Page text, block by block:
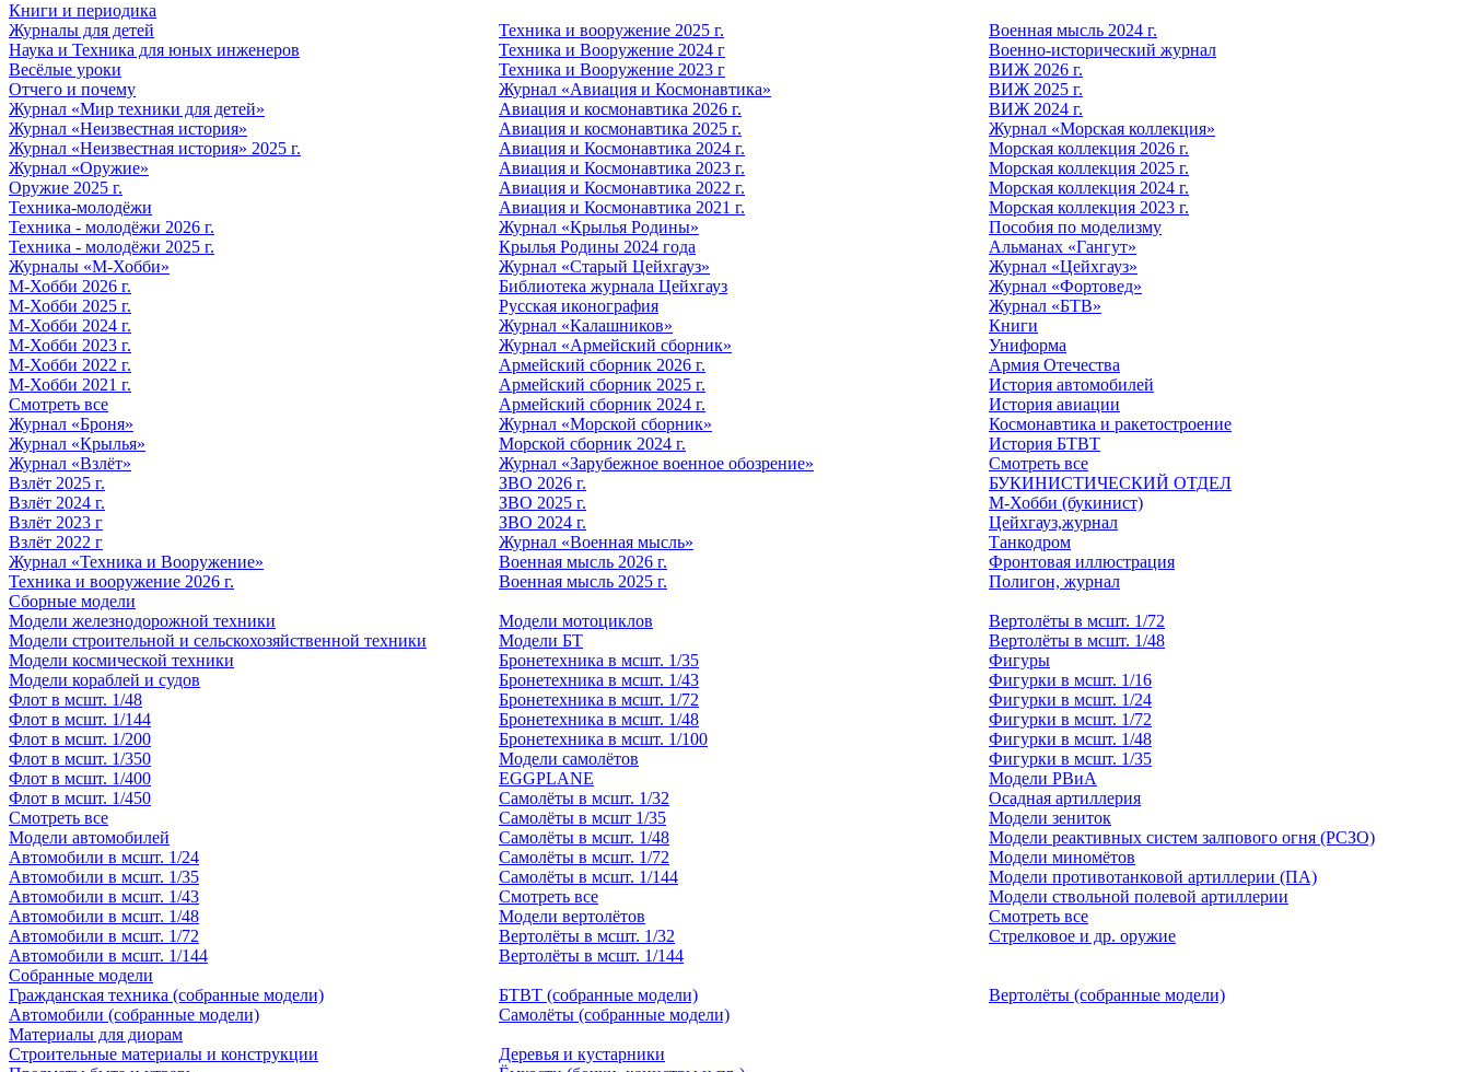
Книги и периодика
Журналы для детей
Наука и Техника для юных инженеров
Весёлые уроки
Отчего и почему
Журнал «Мир техники для детей»
Журнал «Неизвестная история»
Журнал «Неизвестная история» 2025 г.
Журнал «Оружие»
Оружие 2025 г.
Техника-молодёжи
Техника - молодёжи 2026 г.
Техника - молодёжи 2025 г.
Журналы «М-Хобби»
М-Хобби 2026 г.
М-Хобби 2025 г.
М-Хобби 2024 г.
М-Хобби 2023 г.
М-Хобби 2022 г.
М-Хобби 2021 г.
Смотреть все
Журнал «Броня»
Журнал «Крылья»
Журнал «Взлёт»
Взлёт 2025 г.
Взлёт 2024 г.
Взлёт 2023 г
Взлёт 2022 г
Журнал «Техника и Вооружение»
Техника и вооружение 2026 г.
Техника и вооружение 2025 г.
Техника и Вооружение 2024 г
Техника и Вооружение 2023 г
Журнал «Авиация и Космонавтика»
Авиация и космонавтика 2026 г.
Авиация и космонавтика 2025 г.
Авиация и Космонавтика 2024 г.
Авиация и Космонавтика 2023 г.
Авиация и Космонавтика 2022 г.
Авиация и Космонавтика 2021 г.
Журнал «Крылья Родины»
Крылья Родины 2024 года
Журнал «Старый Цейхгауз»
Библиотека журнала Цейхгауз
Русская иконография
Журнал «Калашников»
Журнал «Армейский сборник»
Армейский сборник 2026 г.
Армейский сборник 2025 г.
Армейский сборник 2024 г.
Журнал «Морской сборник»
Морской сборник 2024 г.
Журнал «Зарубежное военное обозрение»
ЗВО 2026 г.
ЗВО 2025 г.
ЗВО 2024 г.
Журнал «Военная мысль»
Военная мысль 2026 г.
Военная мысль 2025 г.
Военная мысль 2024 г.
Военно-исторический журнал
ВИЖ 2026 г.
ВИЖ 2025 г.
ВИЖ 2024 г.
Журнал «Морская коллекция»
Морская коллекция 2026 г.
Морская коллекция 2025 г.
Морская коллекция 2024 г.
Морская коллекция 2023 г.
Пособия по моделизму
Альманах «Гангут»
Журнал «Цейхгауз»
Журнал «Фортовед»
Журнал «БТВ»
Книги
Униформа
Армия Отечества
История автомобилей
История авиации
Космонавтика и ракетостроение
История БТВТ
Смотреть все
БУКИНИСТИЧЕСКИЙ ОТДЕЛ
М-Хобби (букинист)
Цейхгауз,журнал
Танкодром
Фронтовая иллюстрация
Полигон, журнал
Сборные модели
Модели железнодорожной техники
Модели строительной и сельскохозяйственной техники
Модели космической техники
Модели кораблей и судов
Флот в мсшт. 1/48
Флот в мсшт. 1/144
Флот в мсшт. 1/200
Флот в мсшт. 1/350
Флот в мсшт. 1/400
Флот в мсшт. 1/450
Смотреть все
Модели автомобилей
Автомобили в мсшт. 1/24
Автомобили в мсшт. 1/35
Автомобили в мсшт. 1/43
Автомобили в мсшт. 1/48
Автомобили в мсшт. 1/72
Автомобили в мсшт. 1/144
Модели мотоциклов
Модели БТ
Бронетехника в мсшт. 1/35
Бронетехника в мсшт. 1/43
Бронетехника в мсшт. 1/72
Бронетехника в мсшт. 1/48
Бронетехника в мсшт. 1/100
Модели самолётов
EGGPLANE
Самолёты в мсшт. 1/32
Самолёты в мсшт 1/35
Самолёты в мсшт. 1/48
Самолёты в мсшт. 1/72
Самолёты в мсшт. 1/144
Смотреть все
Модели вертолётов
Вертолёты в мсшт. 1/32
Вертолёты в мсшт. 1/144
Вертолёты в мсшт. 1/72
Вертолёты в мсшт. 1/48
Фигуры
Фигурки в мсшт. 1/16
Фигурки в мсшт. 1/24
Фигурки в мсшт. 1/72
Фигурки в мсшт. 1/48
Фигурки в мсшт. 1/35
Модели РВиА
Осадная артиллерия
Модели зениток
Модели реактивных систем залпового огня (РСЗО)
Модели миномётов
Модели противотанковой артиллерии (ПА)
Модели ствольной полевой артиллерии
Смотреть все
Стрелковое и др. оружие
Собранные модели
Гражданская техника (собранные модели)
Автомобили (собранные модели)
БТВТ (собранные модели)
Самолёты (собранные модели)
Вертолёты (собранные модели)
Материалы для диорам
Строительные материалы и конструкции
Деревья и кустарники